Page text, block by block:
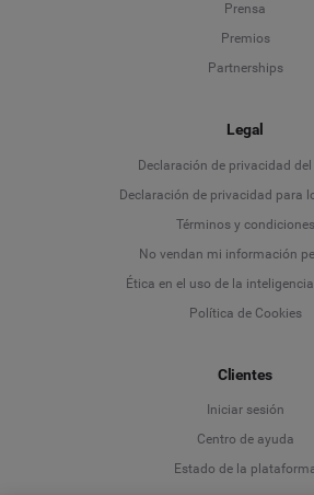
Prensa
Premios
Partnerships
Legal
Declaración de privacidad
Declaración de privacidad para
Términos y condiciones
No vendan mi información
Ética en el uso de la
Política de Cookies
Clientes
Iniciar sesión
Centro de ayuda
Estado de la